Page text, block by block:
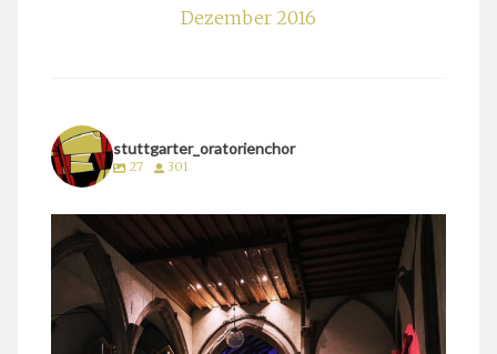
Dezember 2016
stuttgarter_oratorienchor
27 301
stuttgarter_oratorienchor
März 24